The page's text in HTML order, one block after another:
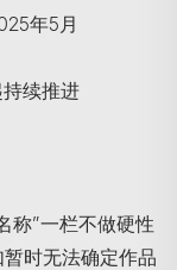
年5月
续推进
称”一栏不做硬性
时无法确定作品